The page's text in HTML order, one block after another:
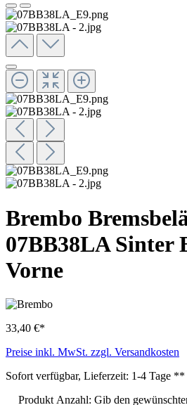
Brembo
07BB38LA Sinter
Vorne
33,40 €*
Preise inkl. MwSt. zzgl. Versandkosten
Sofort verfügbar, Lieferzeit: 1-4 Tage **
Produkt Anzahl: Gib den